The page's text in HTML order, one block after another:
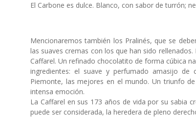
El Carbone es dulce. Blanco, con sabor de turrón;
Mencionaremos también los Pralinés, que se
las suaves cremas con los que han sido
Caffarel. Un refinado chocolatito de forma cúbica
ingredientes: el suave y perfumado amasijo de
Piemonte, las mejores en el mundo. Un triunfo
intensa emoción.
La Caffarel en sus 173 años de vida por su sabia
puede ser considerada, la heredera de pleno